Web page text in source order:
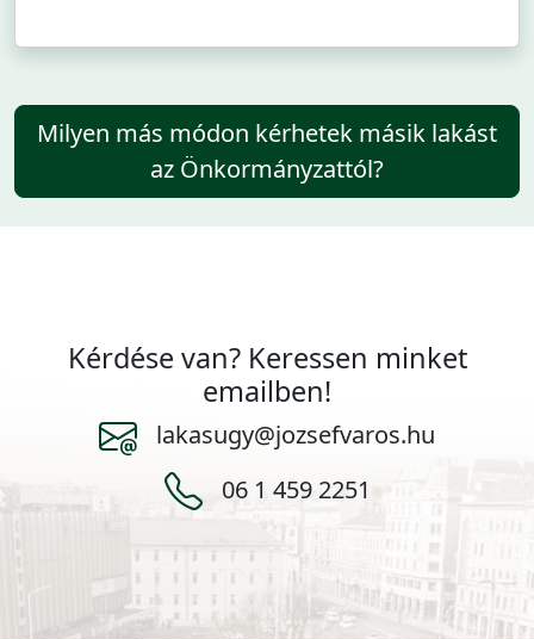
Milyen más módon kérhetek másik lakást
az Önkormányzattól?
Kérdése van? Keressen minket
emailben!
lakasugy@jozsefvaros.hu
06 1 459 2251